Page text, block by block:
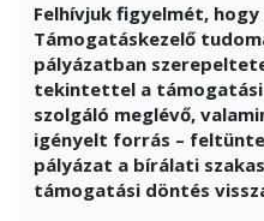
Felhívjuk figyelmét, hogy
Támogatáskezelő
pályázatban
tekintettel a támogatási
szolgáló meglévő,
igényelt forrás –
pályázat a bírálati
támogatási döntés